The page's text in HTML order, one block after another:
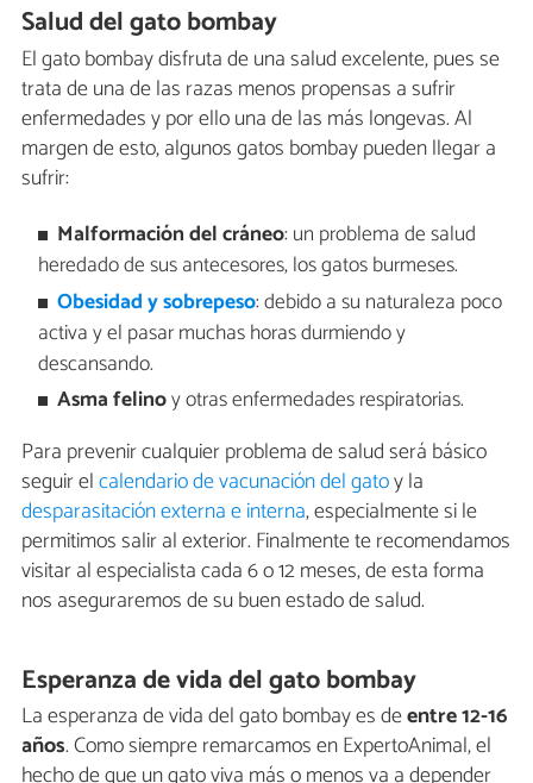
Salud del gato bombay
El gato bombay disfruta de una salud excelente, pues se
trata de una de las razas menos propensas a sufrir
enfermedades y por ello una de las más longevas. Al
margen de esto, algunos gatos bombay pueden llegar a
sufrir:
Malformación del cráneo: un problema de salud
heredado de sus antecesores, los gatos burmeses.
Obesidad y sobrepeso: debido a su naturaleza poco
activa y el pasar muchas horas durmiendo y
descansando.
Asma felinoy otras enfermedades respiratorias.
Para prevenir cualquier problema de salud será básico
seguir elcalendario de vacunación del gatoy la
desparasitación externa e interna, especialmente si le
permitimos salir al exterior. Finalmente te recomendamos
visitar al especialista cada 6 o 12 meses, de esta forma
nos aseguraremos de su buen estado de salud.
Esperanza de vida del gato bombay
La esperanza de vida del gato bombay es deentre 12-16
años. Como siempre remarcamos en ExpertoAnimal, el
hecho de que un gato viva más o menos va a depender